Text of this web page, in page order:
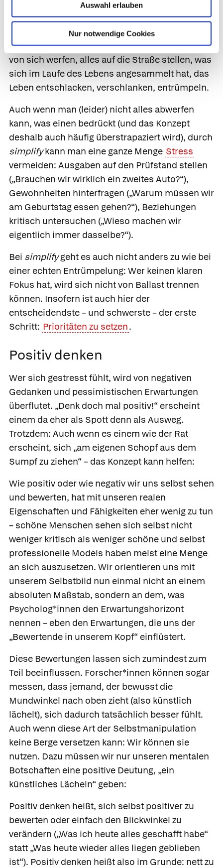
Auswahl erlauben
Nur notwendige Cookies
Ballast abwerfen
Simplify your life (Vereinfache Dein Leben) klingt
nach großer Erleichterung: alles Überflüssige
von sich werfen, alles auf die Straße stellen, was
sich im Laufe des Lebens angesammelt hat, das
Leben entschlacken, verschlanken, entrümpeln.
Auch wenn man (leider) nicht alles abwerfen
kann, was einen bedrückt (und das Konzept
deshalb auch häufig überstrapaziert wird), durch
simplifykann man eine ganze Menge Stress
vermeiden: Ausgaben auf den Prüfstand stellen
(„Brauchen wir wirklich ein zweites Auto?“),
Gewohnheiten hinterfragen („Warum müssen wir
am Geburtstag essen gehen?“), Beziehungen
kritisch untersuchen („Wieso machen wir
eigentlich immer dasselbe?“).
Bei simplifygeht es auch nicht anders zu wie bei
einer echten Entrümpelung: Wer keinen klaren
Fokus hat, wird sich nicht von Ballast trennen
können. Insofern ist auch hier der
entscheidendste – und schwerste – der erste
Schritt: Prioritäten zu setzen.
Positiv denken
Wer sich gestresst fühlt, wird von negativen
Gedanken und pessimistischen Erwartungen
überflutet. „Denk doch mal positiv!“ erscheint
einem da eher als Spott denn als Ausweg.
Trotzdem: Auch wenn es einem wie der Rat
erscheint, sich „am eigenen Schopf aus dem
Sumpf zu ziehen“ – das Konzept kann helfen:
Wie positiv oder wie negativ wir uns selbst sehen
und bewerten, hat mit unseren realen
Eigenschaften und Fähigkeiten eher wenig zu tun
– schöne Menschen sehen sich selbst nicht
weniger kritisch als weniger schöne und selbst
professionelle Models haben meist eine Menge
an sich auszusetzen. Wir orientieren uns mit
unserem Selbstbild nun einmal nicht an einem
absoluten Maßstab, sondern an dem, was
Psycholog*innen den Erwartungshorizont
nennen – eben den Erwartungen, die uns der
„Bewertende in unserem Kopf“ einflüstert.
Diese Bewertungen lassen sich zumindest zum
Teil beeinflussen. Forscher*innen können sogar
messen, dass jemand, der bewusst die
Mundwinkel nach oben zieht (also künstlich
lächelt), sich dadurch tatsächlich besser fühlt.
Auch wenn diese Art der Selbstmanipulation
keine Berge versetzen kann: Wir können sie
nutzen. Dazu müssen wir nur unseren mentalen
Botschaften eine positive Deutung, „ein
künstliches Lächeln“ geben:
Positiv denken heißt, sich selbst positiver zu
bewerten oder einfach den Blickwinkel zu
verändern („Was ich heute alles geschafft habe“
statt „Was heute wieder alles liegen geblieben
ist“). Positiv denken heißt also im Grunde: nett zu